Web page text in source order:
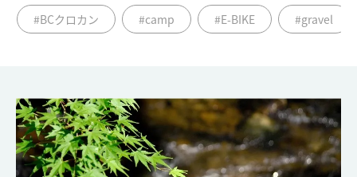
#BCクロカン #camp #E-BIKE #gravel